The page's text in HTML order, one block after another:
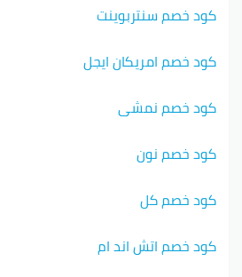
كود خصم سنتربوينت
كود خصم امريكان ايجل
كود خصم نمشي
كود خصم نون
كود خصم كل
كود خصم اتش اند ام